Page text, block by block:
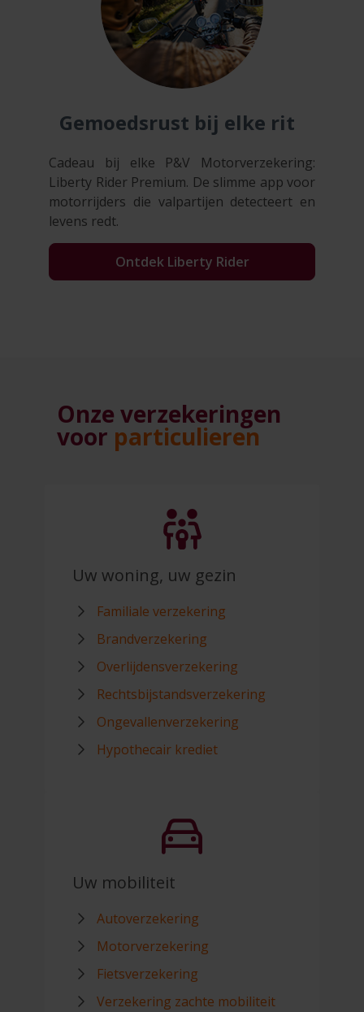
Gemoedsrust bij elke rit
Cadeau bij elke P&V Motorverzekering:
Liberty Rider Premium. De slimme app voor
motorrijders die valpartijen detecteert en
levens redt.
Ontdek Liberty Rider
Onze verzekeringen
voor particulieren
Uw woning, uw gezin
Familiale verzekering
Brandverzekering
Overlijdensverzekering
Rechtsbijstandsverzekering
Ongevallenverzekering
Hypothecair krediet
Uw mobiliteit
Autoverzekering
Motorverzekering
Fietsverzekering
Verzekering zachte mobiliteit